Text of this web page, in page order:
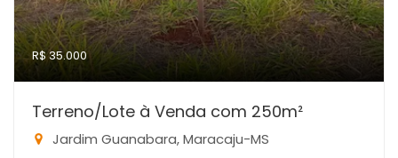
R$ 35.000
Terreno/Lote à Venda com 250m²
Jardim Guanabara, Maracaju-MS